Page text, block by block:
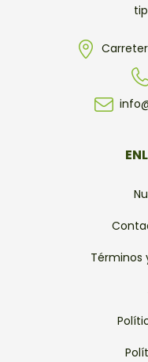
Términos